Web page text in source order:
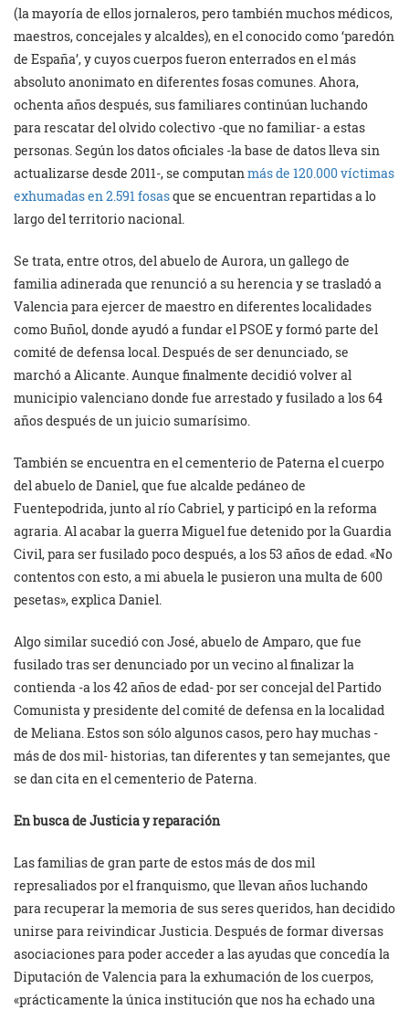
(la mayoría de ellos jornaleros, pero también muchos médicos,
maestros, concejales y alcaldes), en el conocido como ‘paredón
de España’, y cuyos cuerpos fueron enterrados en el más
absoluto anonimato en diferentes fosas comunes. Ahora,
ochenta años después, sus familiares continúan luchando
para rescatar del olvido colectivo -que no familiar- a estas
personas. Según los datos oficiales -la base de datos lleva sin
actualizarse desde 2011-, se computan más de 120.000 víctimas
exhumadas en 2.591 fosasque se encuentran repartidas a lo
largo del territorio nacional.
Se trata, entre otros, del abuelo de Aurora, un gallego de
familia adinerada que renunció a su herencia y se trasladó a
Valencia para ejercer de maestro en diferentes localidades
como Buñol, donde ayudó a fundar el PSOE y formó parte del
comité de defensa local. Después de ser denunciado, se
marchó a Alicante. Aunque finalmente decidió volver al
municipio valenciano donde fue arrestado y fusilado a los 64
años después de un juicio sumarísimo.
También se encuentra en el cementerio de Paterna el cuerpo
del abuelo de Daniel, que fue alcalde pedáneo de
Fuentepodrida, junto al río Cabriel, y participó en la reforma
agraria. Al acabar la guerra Miguel fue detenido por la Guardia
Civil, para ser fusilado poco después, a los 53 años de edad. «No
contentos con esto, a mi abuela le pusieron una multa de 600
pesetas», explica Daniel.
Algo similar sucedió con José, abuelo de Amparo, que fue
fusilado tras ser denunciado por un vecino al finalizar la
contienda -a los 42 años de edad- por ser concejal del Partido
Comunista y presidente del comité de defensa en la localidad
de Meliana. Estos son sólo algunos casos, pero hay muchas -
más de dos mil- historias, tan diferentes y tan semejantes, que
se dan cita en el cementerio de Paterna.
En busca de Justicia y reparación
Las familias de gran parte de estos más de dos mil
represaliados por el franquismo, que llevan años luchando
para recuperar la memoria de sus seres queridos, han decidido
unirse para reivindicar Justicia. Después de formar diversas
asociaciones para poder acceder a las ayudas que concedía la
Diputación de Valencia para la exhumación de los cuerpos,
«prácticamente la única institución que nos ha echado una